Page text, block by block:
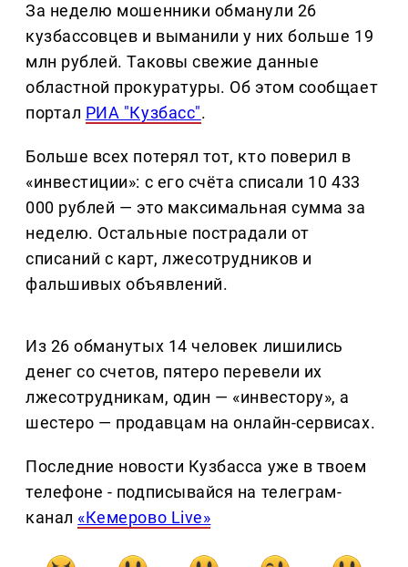
За неделю мошенники обманули 26
кузбассовцев и выманили у них больше 19
млн рублей. Таковы свежие данные
областной прокуратуры. Об этом сообщает
портал РИА "Кузбасс".
Больше всех потерял тот, кто поверил в
«инвестиции»: с его счёта списали 10 433
000 рублей — это максимальная сумма за
неделю. Остальные пострадали от
списаний с карт, лжесотрудников и
фальшивых объявлений.
Из 26 обманутых 14 человек лишились
денег со счетов, пятеро перевели их
лжесотрудникам, один — «инвестору», а
шестеро — продавцам на онлайн-сервисах.
Последние новости Кузбасса уже в твоем
телефоне - подписывайся на телеграм-
канал «Кемерово Live»